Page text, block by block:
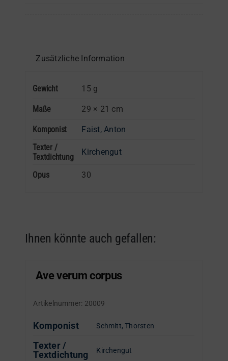
Zusätzliche Information
Gewicht 15 g
Maße 29 × 21 cm
Komponist
Faist, Anton
Texter /
Textdichtung
Kirchengut
Opus 30
Ihnen könnte auch gefallen:
Ave verum corpus
Artikelnummer: 20009
Komponist Schmitt, Thorsten
Texter /
Textdichtung
Kirchengut